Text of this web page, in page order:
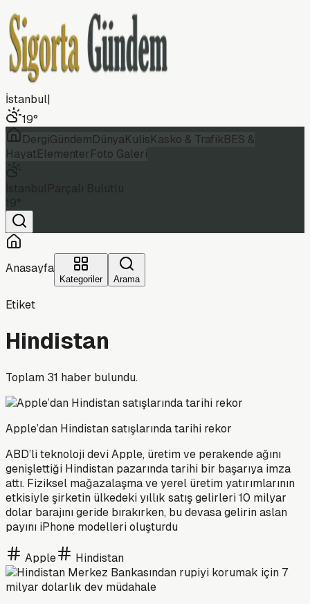
İstanbul|
19°
DergiGündemDünyaKulisKasko & TrafikBES &
HayatElementerFoto Galeri
Anasayfa
Kategoriler Arama
Etiket
Hindistan
Toplam 31 haber bulundu.
Apple’dan Hindistan satışlarında tarihi rekor
ABD’li teknoloji devi Apple, üretim ve perakende ağını
genişlettiği Hindistan pazarında tarihi bir başarıya imza
attı. Fiziksel mağazalaşma ve yerel üretim yatırımlarının
etkisiyle şirketin ülkedeki yıllık satış gelirleri 10 milyar
dolar barajını geride bırakırken, bu devasa gelirin aslan
payını iPhone modelleri oluşturdu
Apple Hindistan